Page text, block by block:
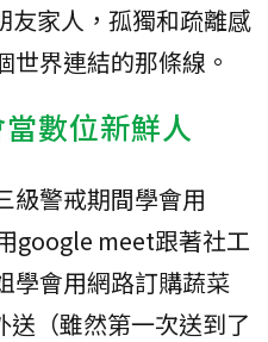
友家人，孤獨和疏離感
界連結的那條線。
數位新鮮人
級警戒期間學會用
google meet跟著社工
學會用網路訂購蔬菜
（雖然第一次送到了